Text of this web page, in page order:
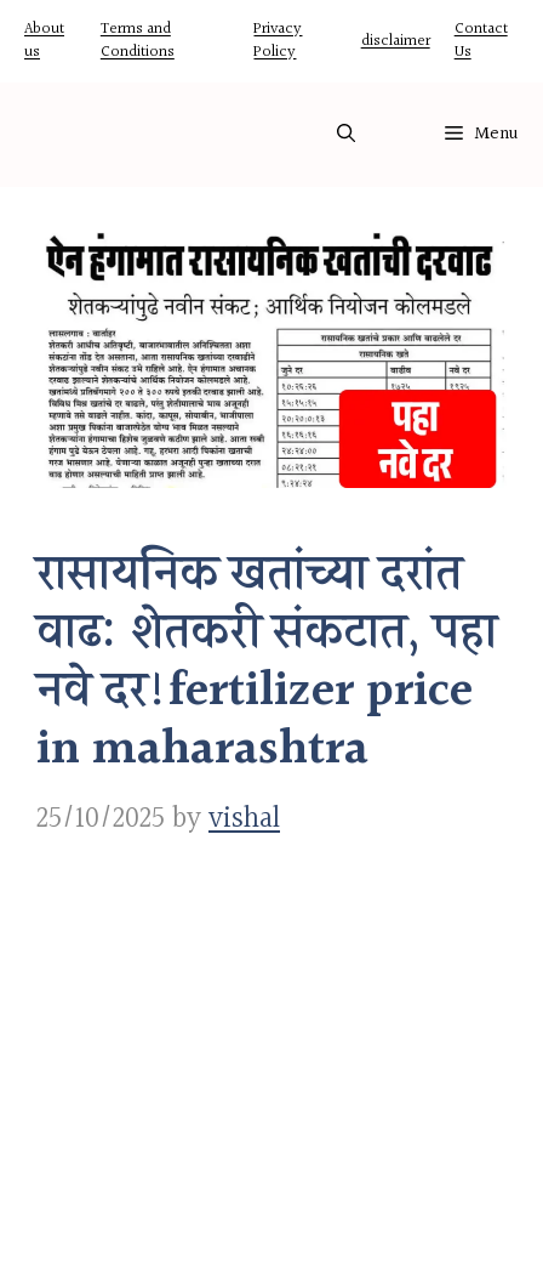
Skip
About
us
Terms and
Conditions
Privacy
Policy
disclaimer
Contact
Us
Menu
रासायनिक खतांच्या दरांत
वाढ: शेतकरी संकटात, पहा
नवे दर!fertilizer price
in maharashtra
25/10/2025byvishal